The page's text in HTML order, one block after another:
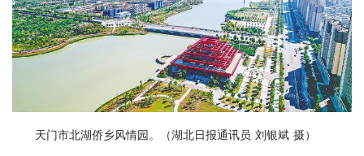
天门市北湖侨乡风情园。（湖北日报通讯员 刘银斌 摄）